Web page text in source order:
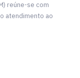
reúne-se com
atendimento ao